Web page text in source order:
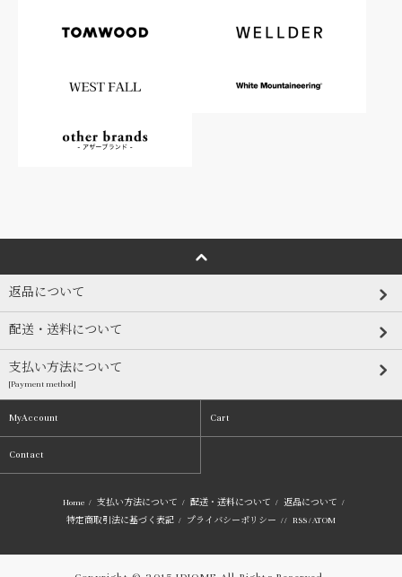
返品について
配送・送料について
支払い方法について
[Payment method]
MyAccount Cart
Contact
Home / 支払い方法について / 配送・送料について / 返品について /
特定商取引法に基づく表記 / プライバシーポリシー / / RSS/ATOM